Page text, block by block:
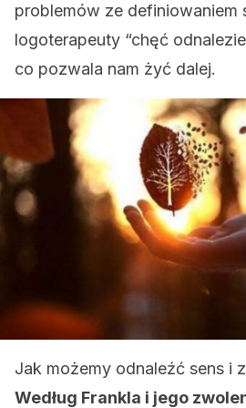
problemów ze definiowaniem
logoterapeuty “chęć
co pozwala nam żyć dalej.
Jak możemy odnaleźć sens i
Według Frankla i jego